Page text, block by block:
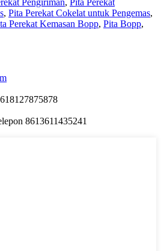
Pengiriman, Pita Perekat
, Pita Perekat Cokelat untuk Pengemas,
Perekat Kemasan Bopp, Pita Bopp,
8613611435241